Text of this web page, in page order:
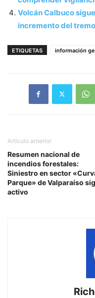
Volcán Calbuco
incremento del
ETIQUETAS información
Artículo anterior
Resumen nacional de
incendios forestales:
Siniestro en sector
Parque» de Valparaíso
activo